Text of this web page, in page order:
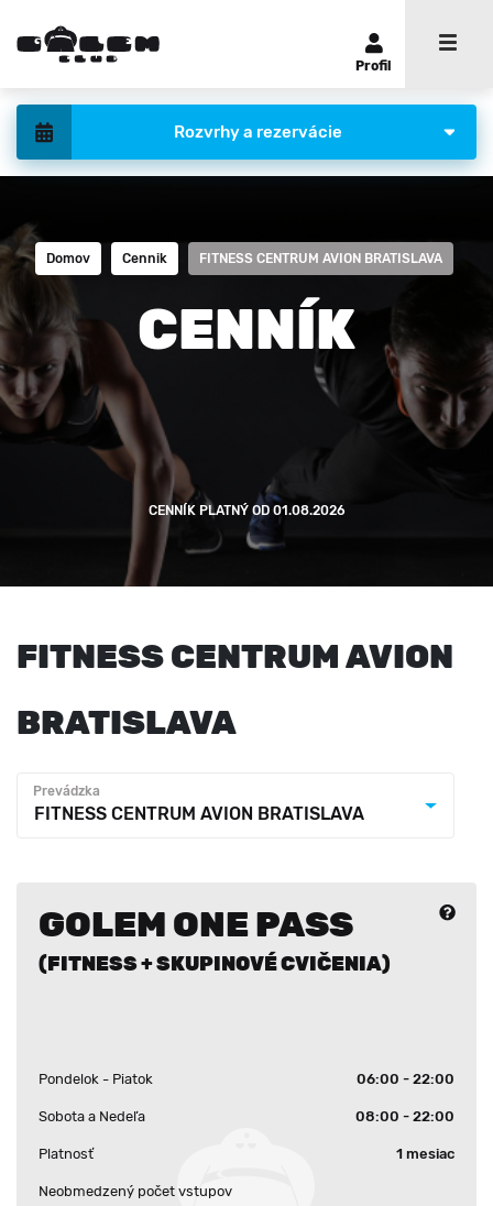
Profil
Rozvrhy a rezervácie
Domov Cennik FITNESS CENTRUM AVION BRATISLAVA
CENNÍK
CENNÍK PLATNÝ OD 01.08.2026
FITNESS CENTRUM AVION
BRATISLAVA
FITNESS CENTRUM AVION BRATISLAVA
Prevádzka
GOLEM ONE PASS
(FITNESS + SKUPINOVÉ CVIČENIA)
Pondelok - Piatok 06:00 - 22:00
Sobota a Nedeľa 08:00 - 22:00
Platnosť 1 mesiac
Neobmedzený počet vstupov